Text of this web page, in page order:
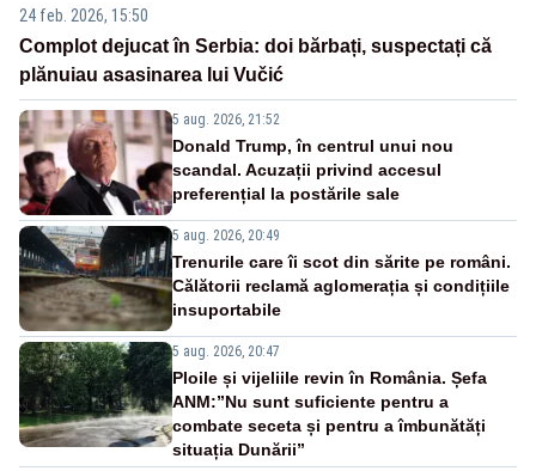
24 feb. 2026, 15:50
Complot dejucat în Serbia: doi bărbați, suspectați că
plănuiau asasinarea lui Vučić
5 aug. 2026, 21:52
Donald Trump, în centrul unui nou
scandal. Acuzații privind accesul
preferențial la postările sale
5 aug. 2026, 20:49
Trenurile care îi scot din sărite pe români.
Călătorii reclamă aglomerația și condițiile
insuportabile
5 aug. 2026, 20:47
Ploile și vijeliile revin în România. Șefa
ANM:”Nu sunt suficiente pentru a
combate seceta și pentru a îmbunătăți
situația Dunării”